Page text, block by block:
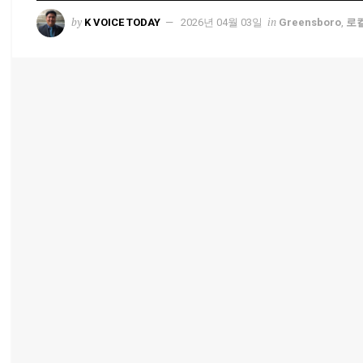
by K VOICE TODAY 2026년 04월 03일 in Greensboro 로